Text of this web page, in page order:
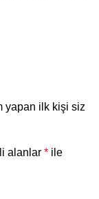
yapan ilk kişi siz
alanlar * ile